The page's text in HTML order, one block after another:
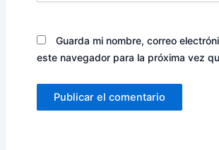
Guarda mi nombre, correo
este navegador para la próxima vez